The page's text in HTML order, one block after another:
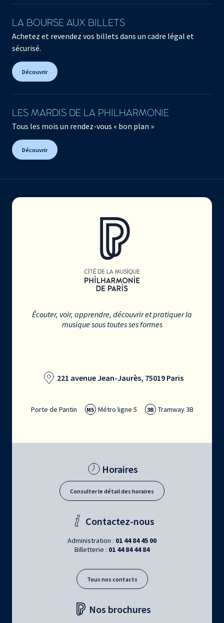
LA BOURSE AUX BILLETS
Achetez et revendez vos billets dans un cadre légal et
sécurisé.
Découvrir
LES MARDIS DE LA PHILHARMONIE
Tous les mois un rendez-vous « bon plan »
Découvrir
Écouter, voir, apprendre, découvrir et pratiquer la
musique sous toutes ses formes
221 avenue Jean-Jaurès, 75019 Paris
Porte de Pantin M5 Métro ligne 5 3B Tramway 3B
Horaires
Consulter le détail des horaires
Contactez-nous
Administration : 01 44 84 45 00
Billetterie : 01 44 84 44 84
Tous nos contacts
Nos brochures